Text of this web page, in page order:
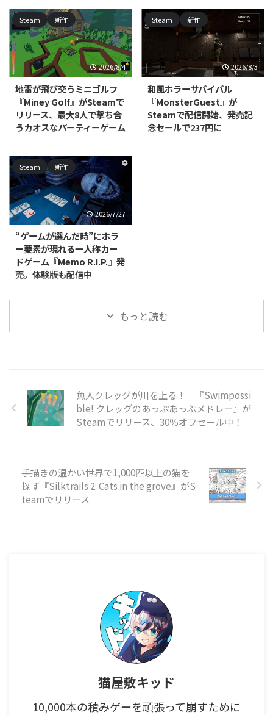
リッシングを手がける、
PC（Steam）向け一人称心理ホ
ラー脱出アドベンチャー
『Seventh Mansion: The First
Escape』が2026年7月29日に発
売されました。価格は395円で
す。 本作は、不気味な屋敷に閉
じ込められた主人公が脱出方法を
探る、一人称視点の脱出ホラーゲ
ームです。プレイヤーはパズルを
解きながら屋敷を探索し、徘徊す
「Wicked Nuns」の目を逃れて生
存を目指します。死は単なるゲー
ムオーバーではなく、 ...
North Point Gamesが開発・パブ
リッシングを手がける
PC（Windows/Mac、Steam）向
けカジュアル・シミュレーション
『Office Aberrations』の体験版
が配信開始されました。本編の発
ており、正式な発売日はまだ発表
されていません。 本作は、無限
にループするオフィスの廊下を舞
台にした、一人称視点の間違い探
Steam 新作
2026/8/4
地雷が飛び交うミニゴルフ
『Miney Golf』がSteamで
リリース、最大8人で撃ち合
うカオスなパーティーゲーム
するPC（Steam）向けカジュア
ルミニゴルフ戦略ゲーム『Miney
Golf』が、2026年7月15日にリリ
ースされました。対応プラットフ
ォームはWindows/Mac/Linux
で、価格は800円です。 本作は、
コースの至る所に地雷を仕掛けて
パッティングを繰り広げるミニゴ
ルフです。物理演算に基づいたボ
ールの動きを利用しつつ、地雷を
使って地形を破壊したり対戦相手
めていきます。最大8人でのオン
ラインマルチプレイに対応してお
Steam 新作
2026/8/3
和風ホラーサバイバル
『MonsterGuest』が
Steamで配信開始、発売記
念セールで237円に
り、カメラと人形を使ってどちら
なのかを見分けなければなりませ
Steam 新作
2026/7/27
“ゲームが選んだ時”にホラ
ー要素が現れる一人称カー
ドゲーム『Memo R.I.P.』発
売。体験版も配信中
するPC（Steam）向けアクショ
ンゲーム『Memo R.I.P.』が、
人から4人でのプレイに対応し、
リアルタイム音声チャットを使い
ながら対戦を進めていきます。
楽しむだけのゲームに、ときお ...
もっと読む
魚人クレッグが川を上る！ 『Swimpossi
ble! クレッグのあっぷあっぷメドレー』が
Steamでリリース、30％オフセール中！
手描きの温かい世界で1,000匹以上の猫を
探す『Silktrails 2: Cats in the grove』がS
teamでリリース
猫屋敷キッド
10,000本の積みゲーを頑張って崩すために